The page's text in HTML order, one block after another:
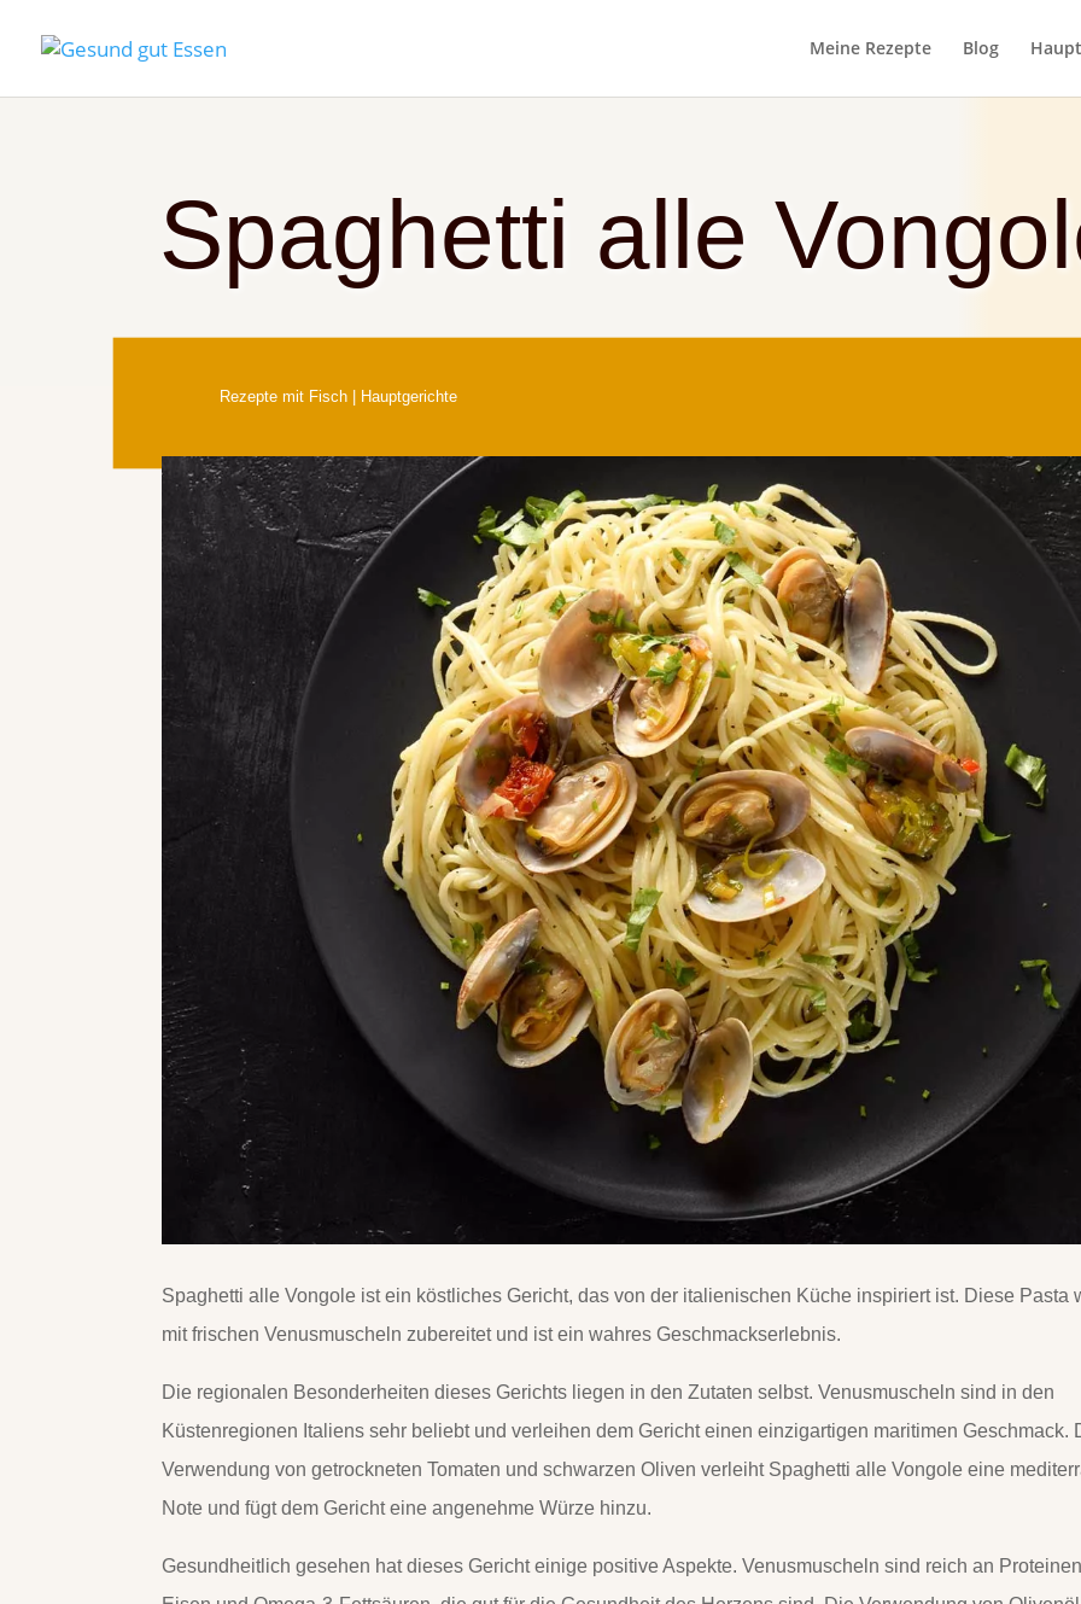
Meine Rezepte Blog
Spaghetti alle
Rezepte mit Fisch| Hauptgerichte
Spaghetti alle Vongole ist ein köstliches Gericht, das von der italienischen Küche inspiriert ist. Diese Pasta
mit frischen Venusmuscheln zubereitet und ist ein wahres Geschmackserlebnis.
Die regionalen Besonderheiten dieses Gerichts liegen in den Zutaten selbst. Venusmuscheln sind in den
Küstenregionen Italiens sehr beliebt und verleihen dem Gericht einen einzigartigen maritimen Geschmack.
Verwendung von getrockneten Tomaten und schwarzen Oliven verleiht Spaghetti alle Vongole eine
Note und fügt dem Gericht eine angenehme Würze hinzu.
Gesundheitlich gesehen hat dieses Gericht einige positive Aspekte. Venusmuscheln sind reich an